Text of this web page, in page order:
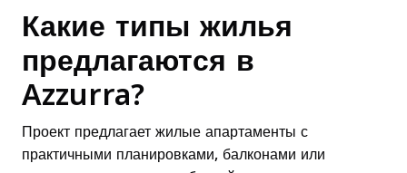
Какие типы жилья
предлагаются в
Azzurra?
Проект предлагает жилые апартаменты с
практичными планировками, балконами или